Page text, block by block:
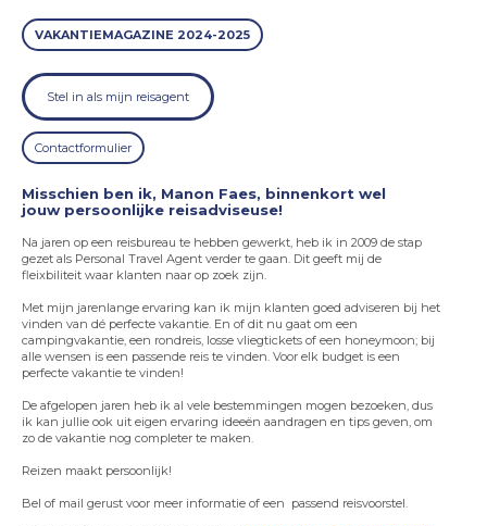
VAKANTIEMAGAZINE 2024-2025
Stel in als mijn reisagent
Contactformulier
Misschien ben ik, Manon Faes, binnenkort wel
jouw persoonlijke reisadviseuse!
Na jaren op een reisbureau te hebben gewerkt, heb ik in 2009 de stap
gezet als Personal Travel Agent verder te gaan. Dit geeft mij de
fleixbiliteit waar klanten naar op zoek zijn.
Met mijn jarenlange ervaring kan ik mijn klanten goed adviseren bij het
vinden van dé perfecte vakantie. En of dit nu gaat om een
campingvakantie, een rondreis, losse vliegtickets of een honeymoon; bij
alle wensen is een passende reis te vinden. Voor elk budget is een
perfecte vakantie te vinden!
De afgelopen jaren heb ik al vele bestemmingen mogen bezoeken, dus
ik kan jullie ook uit eigen ervaring ideeën aandragen en tips geven, om
zo de vakantie nog completer te maken.
Reizen maakt persoonlijk!
Bel of mail gerust voor meer informatie of een passend reisvoorstel.